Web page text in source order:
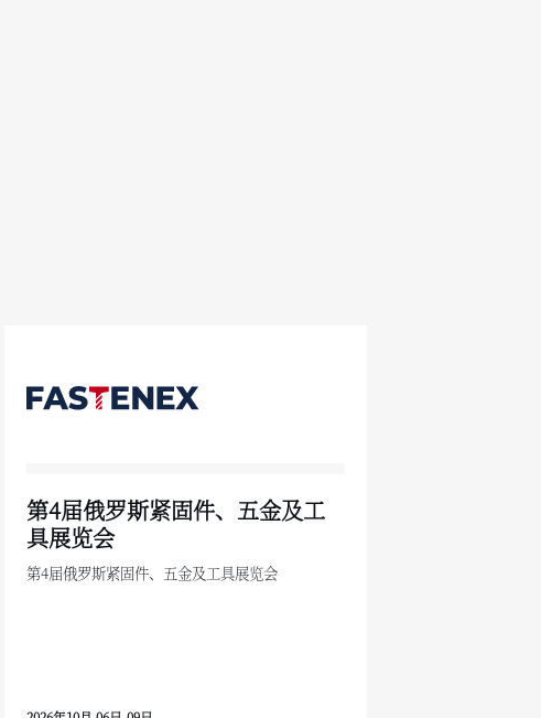
第4届俄罗斯紧固件、五金及工
具展览会
第4届俄罗斯紧固件、五金及工具展览会